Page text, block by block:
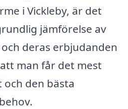
i Vickleby, är det
jämförelse av
deras erbjudanden
man får det mest
den bästa